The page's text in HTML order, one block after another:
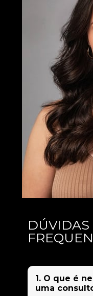
DÚVIDAS
1. O que é
uma